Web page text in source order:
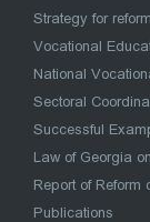
Strategy for
Vocational
National
Sectoral
Successful
Law of Georgia
Report of Reform
Publications